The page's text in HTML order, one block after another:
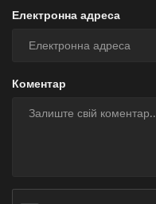
Електронна адреса
Коментар